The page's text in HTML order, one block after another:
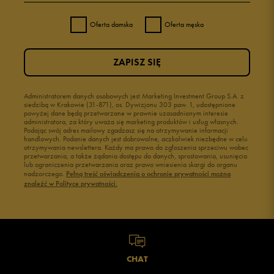
Oferta damska Oferta męska
Administratorem danych osobowych jest Marketing Investment Group S.A. z
siedzibą w Krakowie (31-871), os. Dywizjonu 303 paw. 1, udostępnione
powyżej dane będą przetwarzane w prawnie uzasadnionym interesie
administratora, za który uważa się marketing produktów i usług własnych.
Podając swój adres mailowy zgadzasz się na otrzymywanie informacji
handlowych. Podanie danych jest dobrowolne, aczkolwiek niezbędne w celu
otrzymywania newslettera. Każdy ma prawo do zgłoszenia sprzeciwu wobec
przetwarzania, a także żądania dostępu do danych, sprostowania, usunięcia
lub ograniczenia przetwarzania oraz prawo wniesienia skargi do organu
nadzorczego. Pełną treść oświadczenia o ochronie prywatności można
znaleźć w Polityce prywatności.
ZAPISZ SIĘ
CHAT